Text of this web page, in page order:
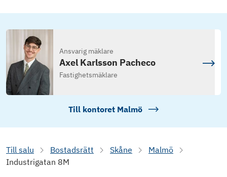
Ansvarig mäklare
Axel Karlsson Pacheco
Fastighetsmäklare
Till kontoret Malmö
Till salu Bostadsrätt Skåne
Malmö
Industrigatan 8M